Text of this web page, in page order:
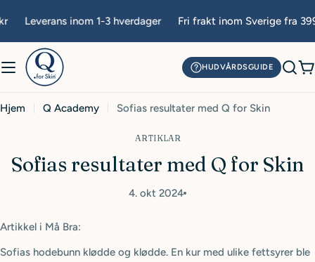
til
innhold
Leverans inom 1-3 hverdager Fri frakt inom Sverige fra
HUDVÅRDSGUIDE
Hjem Q Academy Sofias resultater med Q for Skin
ARTIKLAR
Sofias resultater med Q for Skin
4. okt 2024
Artikkel i Må Bra:
Sofias hodebunn klødde og klødde. En kur med ulike fettsyrer ble